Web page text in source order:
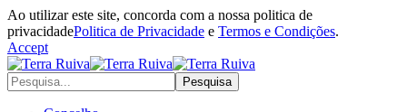
Ao utilizar este site, concorda com a nossa politica de
privacidadePolitica de Privacidade e Termos e Condições.
Accept